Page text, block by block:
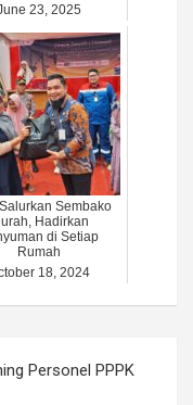
23, 2025
Sembako
Hadirkan
di Setiap
Rumah
18, 2024
Personel PPPK